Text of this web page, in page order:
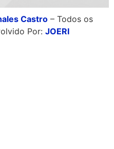
Castro – Todos os
Por: JOERI